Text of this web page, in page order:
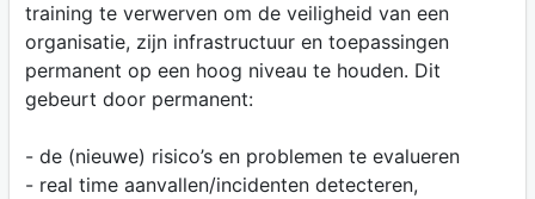
training te verwerven om de veiligheid van een
organisatie, zijn infrastructuur en toepassingen
permanent op een hoog niveau te houden. Dit
gebeurt door permanent:
- de (nieuwe) risico’s en problemen te evalueren
- real time aanvallen/incidenten detecteren,